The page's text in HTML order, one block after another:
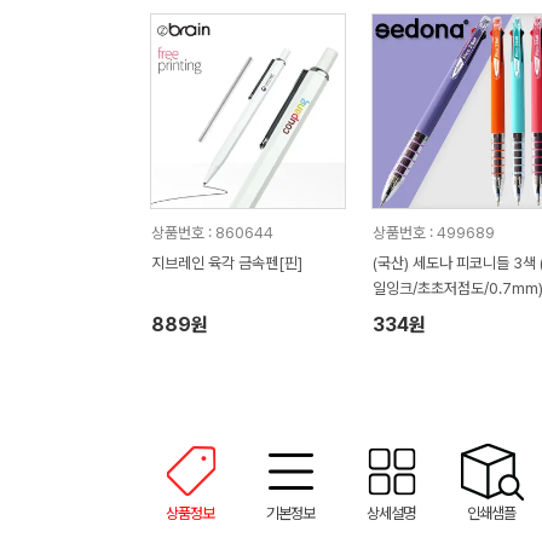
상품번호 : 860644
지브레인 육각 금속펜[핀]
889원
상품번호 : 499689
(국산) 세도나 피코니들 3색
일잉크/초초저점도/0.7mm)
334원
상품정보 기본정보 상세설명 인쇄샘플